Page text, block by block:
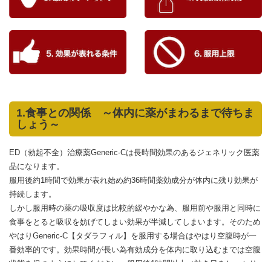
1.食事との関係 ～体内に薬がまわるまで待ちま
しょう～
ED（勃起不全）治療薬Generic-Cは長時間効果のあるジェネリック医薬
品になります。
服用後約1時間で効果が表れ始め約36時間薬効成分が体内に残り効果が
持続します。
しかし服用時の薬の吸収度は比較的緩やかな為、服用前や服用と同時に
食事をとると吸収を妨げてしまい効果が半減してしまいます。そのため
やはりGeneric-C【タダラフィル】を服用する場合はやはり空腹時が一
番効率的です。効果時間が長い為有効成分を体内に取り込むまでは空腹